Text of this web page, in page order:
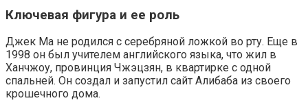
Ключевая фигура и ее роль
Джек Ма не родился с серебряной ложкой во рту. Еще в
1998 он был учителем английского языка, что жил в
Ханчжоу, провинция Чжэцзян, в квартирке с одной
спальней. Он создал и запустил сайт Алибаба из своего
крошечного дома.